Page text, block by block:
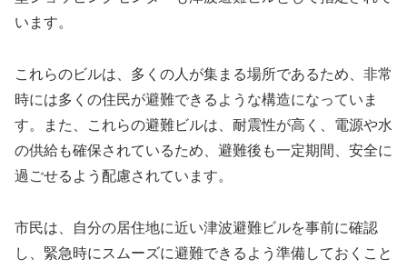
います。
これらのビルは、多くの人が集まる場所であるため、非常
時には多くの住民が避難できるような構造になっていま
す。また、これらの避難ビルは、耐震性が高く、電源や水
の供給も確保されているため、避難後も一定期間、安全に
過ごせるよう配慮されています。
市民は、自分の居住地に近い津波避難ビルを事前に確認
し、緊急時にスムーズに避難できるよう準備しておくこと